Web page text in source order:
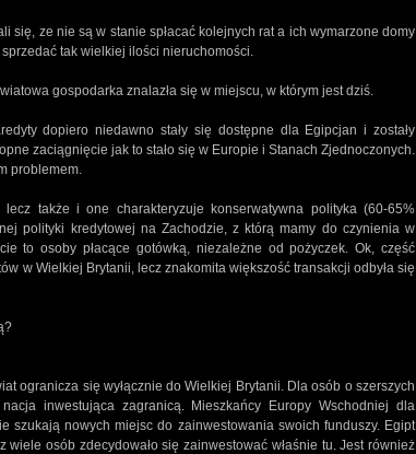
się, ze nie są w stanie spłacać kolejnych rat a ich wymarzone domy
tak wielkiej ilości nieruchomości.
gospodarka znalazła się w miejscu, w którym jest dziś.
dopiero niedawno stały się dostępne dla Egipcjan i zostały
zaciągnięcie jak to stało się w Europie i Stanach Zjednoczonych.
problemem.
także i one charakteryzuje konserwatywna polityka (60-65%
polityki kredytowej na Zachodzie, z którą mamy do czynienia w
to osoby płacące gotówką, niezależne od pożyczek. Ok, część
w Wielkiej Brytanii, lecz znakomita większość transakcji odbyła się
ogranicza się wyłącznie do Wielkiej Brytanii. Dla osób o szerszych
inwestująca zagranicą. Mieszkańcy Europy Wschodniej dla
szukają nowych miejsc do zainwestowania swoich funduszy. Egipt
osób zdecydowało się zainwestować właśnie tu. Jest również